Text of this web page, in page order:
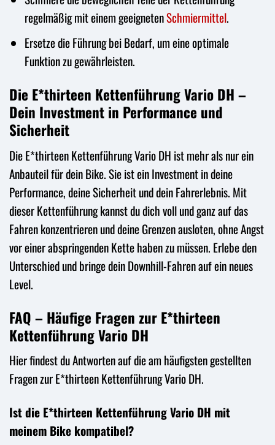
regelmäßig mit einem geeignetenSchmiermittel.
Ersetze die Führung bei Bedarf, um eine optimale
Funktion zu gewährleisten.
Die E*thirteen Kettenführung Vario DH –
Dein Investment in Performance und
Sicherheit
Die E*thirteen Kettenführung Vario DH ist mehr als nur ein
Anbauteil für dein Bike. Sie ist ein Investment in deine
Performance, deine Sicherheit und dein Fahrerlebnis. Mit
dieser Kettenführung kannst du dich voll und ganz auf das
Fahren konzentrieren und deine Grenzen ausloten, ohne Angst
vor einer abspringenden Kette haben zu müssen. Erlebe den
Unterschied und bringe dein Downhill-Fahren auf ein neues
Level.
FAQ – Häufige Fragen zur E*thirteen
Kettenführung Vario DH
Hier findest du Antworten auf die am häufigsten gestellten
Fragen zur E*thirteen Kettenführung Vario DH.
Ist die E*thirteen Kettenführung Vario DH mit
meinem Bike kompatibel?